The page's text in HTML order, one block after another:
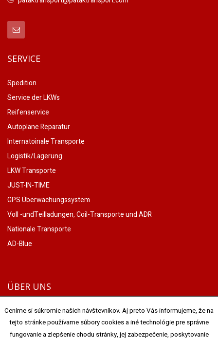
SERVICE
Spedition
Service der LKWs
Reifenservice
Autoplane Reparatur
Internatoinale Transporte
Logistik/Lagerung
LKW Transporte
JUST-IN-TIME
GPS Überwachungssystem
Voll -undTeilladungen, Coil-Transporte und ADR
Nationale Transporte
AD-Blue
ÜBER UNS
Die Gesellschaft PATÁK TRANSPORT & SPEDITION s.r.o. ist
seitdem Jahr 1996 im Verkehrsmarkttätig. Wirorientierenuns vor
allemandie Sendungen im Rahmenaller Staaten der
Ceníme si súkromie našich návštevníkov. Aj preto Vás informujeme, že na
tejto stránke používame súbory cookies a iné technológie pre správne
fungovanie a zlepšenie chodu stránky, jej zabezpečenie, poskytovanie